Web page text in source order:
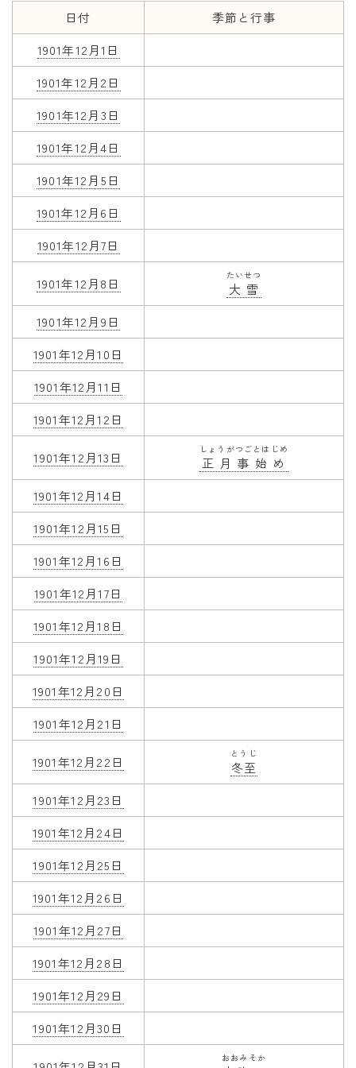
年齢と学年
年齢・干支
学年
子供のお祝い
厄年
長寿のお祝い
季節の工作
紋切り遊び
日付
季節と行事
1901年12月1日
1901年12月2日
1901年12月3日
1901年12月4日
1901年12月5日
1901年12月6日
1901年12月7日
1901年12月8日 大雪
たいせつ
1901年12月9日
1901年12月10日
1901年12月11日
1901年12月12日
1901年12月13日 正月事始め
しょうがつごとはじめ
1901年12月14日
1901年12月15日
1901年12月16日
1901年12月17日
1901年12月18日
1901年12月19日
1901年12月20日
1901年12月21日
1901年12月22日 冬至
とうじ
1901年12月23日
1901年12月24日
1901年12月25日
1901年12月26日
1901年12月27日
1901年12月28日
1901年12月29日
1901年12月30日
おおみそか